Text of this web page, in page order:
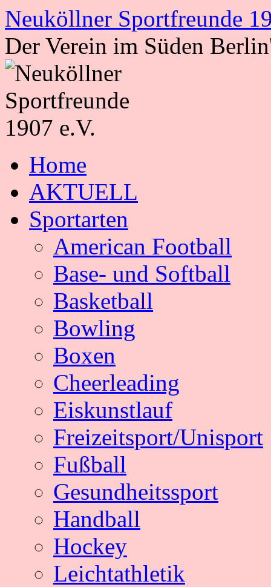
Zum
Inhalt
springen
Neuköllner Sportfreunde
Der Verein im Süden
Home
AKTUELL
Sportarten
American Football
Base- und Softball
Basketball
Bowling
Boxen
Cheerleading
Eiskunstlauf
Freizeitsport/Unisport
Fußball
Gesundheitssport
Handball
Hockey
Leichtathletik